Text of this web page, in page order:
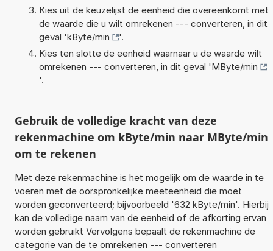
Kies uit de keuzelijst de eenheid die overeenkomt met
de waarde die u wilt omrekenen --- converteren, in dit
geval 'kByte/min
'.
Kies ten slotte de eenheid waarnaar u de waarde wilt
omrekenen --- converteren, in dit geval 'MByte/min
'.
Gebruik de volledige kracht van deze
rekenmachine om kByte/min naar MByte/min
om te rekenen
Met deze rekenmachine is het mogelijk om de waarde in te
voeren met de oorspronkelijke meeteenheid die moet
worden geconverteerd; bijvoorbeeld '632 kByte/min'. Hierbij
kan de volledige naam van de eenheid of de afkorting ervan
worden gebruikt Vervolgens bepaalt de rekenmachine de
categorie van de te omrekenen --- converteren